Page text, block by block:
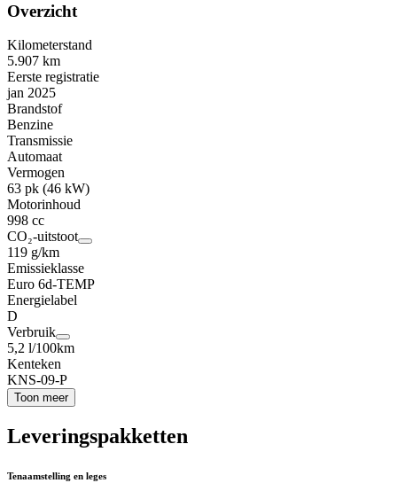
Overzicht
Kilometerstand
5.907 km
Eerste registratie
jan 2025
Brandstof
Benzine
Transmissie
Automaat
Vermogen
63 pk (46 kW)
Motorinhoud
998 cc
CO₂-uitstoot
119 g/km
Emissieklasse
Euro 6d-TEMP
Energielabel
D
Verbruik
5,2 l/100km
Kenteken
KNS-09-P
Toon meer
Leveringspakketten
Tenaamstelling en leges